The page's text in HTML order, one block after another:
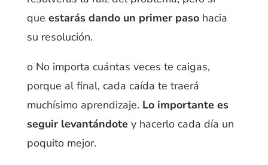
que estarás dando un primer pasohacia
su resolución.
o No importa cuántas veces te caigas,
porque al final, cada caída te traerá
muchísimo aprendizaje. Lo importante es
seguir levantándotey hacerlo cada día un
poquito mejor.